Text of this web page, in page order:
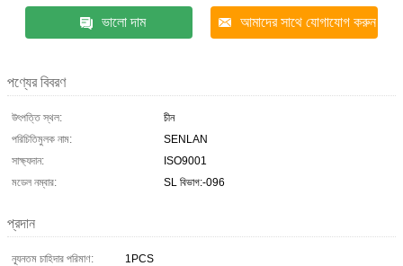
ভালো দাম আমাদের সাথে যোগাযোগ করুন
পণ্যের বিবরণ
উৎপত্তি স্থল:
চীন
পরিচিতিমুলক নাম:
SENLAN
সাক্ষ্যদান:
ISO9001
মডেল নম্বার:
SL বিভাগ:-096
প্রদান
ন্যূনতম চাহিদার পরিমাণ:
1PCS